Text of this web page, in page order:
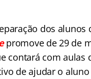
dos
promove de 29 de
contará com aulas
de ajudar o